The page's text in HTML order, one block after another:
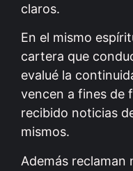
claros.
En el mismo
cartera que
evalué la
vencen a fines de
recibido noticias
mismos.
Además